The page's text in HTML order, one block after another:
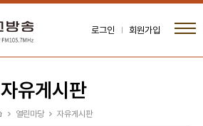
로그인 회원가입
자유게시판
열린마당 자유게시판